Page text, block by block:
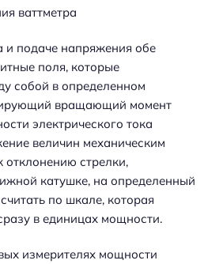
ваттметра
и подаче напряжения обе
поля, которые
собой в определенном
вращающий момент
электрического тока
величин механическим
отклонению стрелки,
катушке, на определенный
по шкале, которая
в единицах мощности.
измерителях мощности